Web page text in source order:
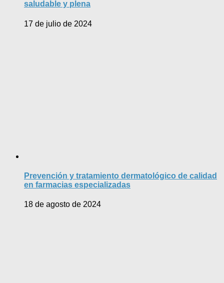
saludable y plena
17 de julio de 2024
Prevención y tratamiento dermatológico de calidad
en farmacias especializadas
18 de agosto de 2024